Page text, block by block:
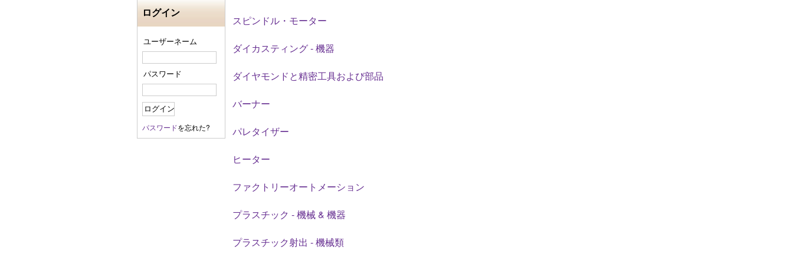
ログイン
ユーザーネーム
パスワード
パスワードを忘れた?
スピンドル・モーター
ダイカスティング - 機器
ダイヤモンドと精密工具および部品
バーナー
パレタイザー
ヒーター
ファクトリーオートメーション
プラスチック - 機械 & 機器
プラスチック射出 - 機械類